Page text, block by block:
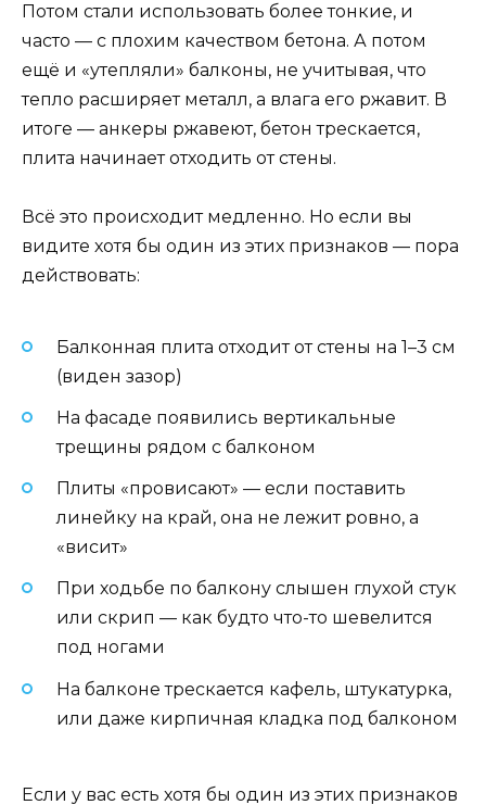
Потом стали использовать более тонкие, и
часто — с плохим качеством бетона. А потом
ещё и «утепляли» балконы, не учитывая, что
тепло расширяет металл, а влага его ржавит. В
итоге — анкеры ржавеют, бетон трескается,
плита начинает отходить от стены.
Всё это происходит медленно. Но если вы
видите хотя бы один из этих признаков — пора
действовать:
Балконная плита отходит от стены на 1–3 см
(виден зазор)
На фасаде появились вертикальные
трещины рядом с балконом
Плиты «провисают» — если поставить
линейку на край, она не лежит ровно, а
«висит»
При ходьбе по балкону слышен глухой стук
или скрип — как будто что-то шевелится
под ногами
На балконе трескается кафель, штукатурка,
или даже кирпичная кладка под балконом
Если у вас есть хотя бы один из этих признаков